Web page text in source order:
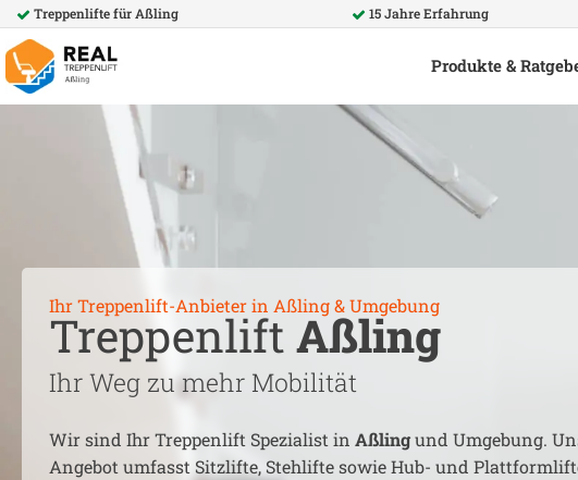
Treppenlifte für Aßling 15 Jahre Erfahrung
Produkte &
Ihr Treppenlift-Anbieter in Aßling& Umgebung
Treppenlift Aßling
Ihr Weg zu mehr Mobilität
Wir sind Ihr Treppenlift Spezialist in Aßlingund Umgebung.
Angebot umfasst Sitzlifte, Stehlifte sowie Hub- und